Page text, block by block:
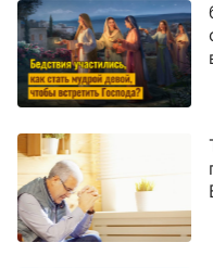
меняться. Его
человечества
трансформируется
зависимости от
каждого без